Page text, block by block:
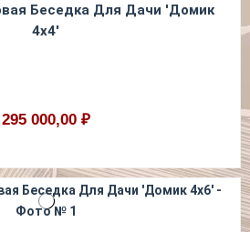
Беседка Для Дачи 'Домик
4х4'
295 000,00 ₽